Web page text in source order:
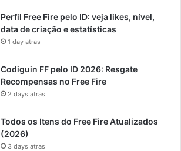
Perfil Free Fire pelo ID: veja likes, nível,
data de criação e estatísticas
1 day atras
Codiguin FF pelo ID 2026: Resgate
Recompensas no Free Fire
2 days atras
Todos os Itens do Free Fire Atualizados
(2026)
3 days atras